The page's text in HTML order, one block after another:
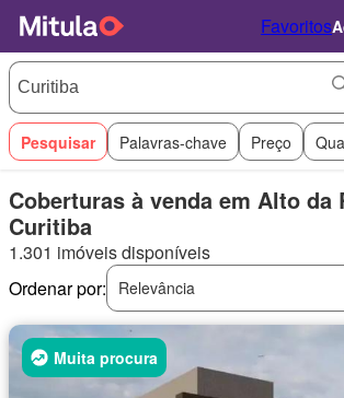
Favoritos
Pesquisar Palavras-chave Preço
Coberturas à venda em Alto da
Curitiba
1.301 imóveis disponíveis
Ordenar por:
Relevância
Muita procura